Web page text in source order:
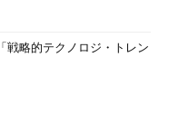
戦略的テクノロジ・トレン